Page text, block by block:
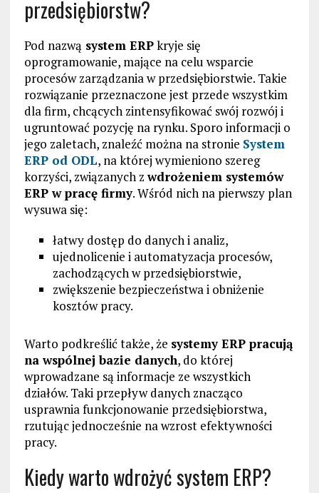
przedsiębiorstw?
Pod nazwą system ERPkryje się
oprogramowanie, mające na celu wsparcie
procesów zarządzania w przedsiębiorstwie. Takie
rozwiązanie przeznaczone jest przede wszystkim
dla firm, chcących zintensyfikować swój rozwój i
ugruntować pozycję na rynku. Sporo informacji o
jego zaletach, znaleźć można na stronie System
ERP od ODL, na której wymieniono szereg
korzyści, związanych zwdrożeniem systemów
ERP w pracę firmy. Wśród nich na pierwszy plan
wysuwa się:
łatwy dostęp do danych i analiz,
ujednolicenie i automatyzacja procesów,
zachodzących w przedsiębiorstwie,
zwiększenie bezpieczeństwa i obniżenie
kosztów pracy.
Warto podkreślić także, że systemy ERP pracują
na wspólnej bazie danych, do której
wprowadzane są informacje ze wszystkich
działów. Taki przepływ danych znacząco
usprawnia funkcjonowanie przedsiębiorstwa,
rzutując jednocześnie na wzrost efektywności
pracy.
Kiedy warto wdrożyć system ERP?